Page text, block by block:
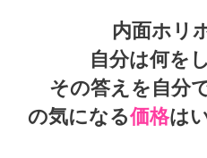
内面ホリ
自分は何を
その答えを自分
の気になる価格は